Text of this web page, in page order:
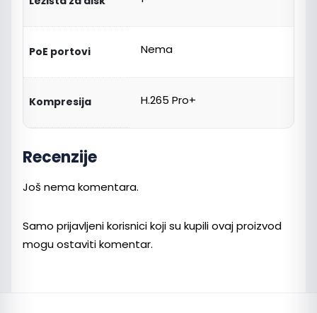
PoE portovi Nema
Kompresija H.265 Pro+
Recenzije
Još nema komentara.
Samo prijavljeni korisnici koji su kupili ovaj proizvod
mogu ostaviti komentar.